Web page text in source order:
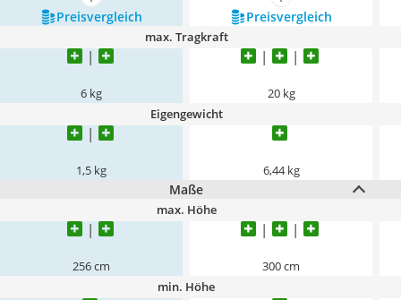
Preis­vergleich
Preis­vergleich
max. Tragkraft
6 kg 20 kg
Eigengewicht
1,5 kg 6,44 kg
Maße
max. Höhe
256 cm 300 cm
min. Höhe